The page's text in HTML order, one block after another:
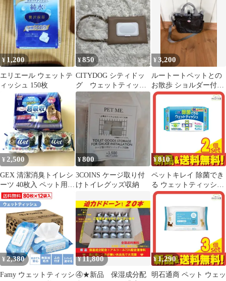
産ｘ６袋！
¥ 1,200
エリエール ウェットテ
ィッシュ 150枚
¥850
CITYDOG シティドッ
グ ウェットティッシ
ュケース ポーチ ノ
ベルティ
¥3,200
ルートートペットとの
お散歩 ショルダー付き
トートバッグ
¥ 2,500
GEX 清潔消臭トイレシ
ーツ 40枚入 ペット用ウ
ェットティッシュセッ
ト
¥800
3COINS ケージ取り付
けトイレグッズ収納
¥810
ペットキレイ 除菌でき
る ウェットティッシュ
80枚入 2個セット まと
¥ 2,380
Famy ウェットティッシ
¥11,800
④★新品 保湿成分配
¥1,290
明石通商 ペット ウェッ